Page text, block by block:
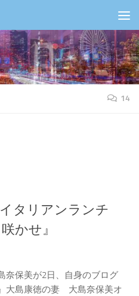
14
タリアンランチ
かせ』
奈保美が2日、自身のブログ
大島康徳の妻 大島奈保美オ